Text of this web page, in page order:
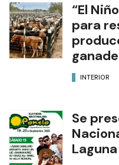
“El
para
INTERIOR
Se